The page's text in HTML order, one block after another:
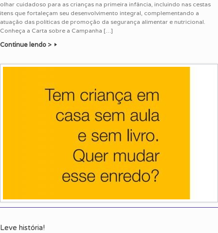
olhar cuidadoso para as crianças na primeira infância, incluindo nas cestas
itens que fortaleçam seu desenvolvimento integral, complementando a
atuação das políticas de promoção da segurança alimentar e nutricional.
Conheça a Carta sobre a Campanha […]
Continue lendo >
Leve história!